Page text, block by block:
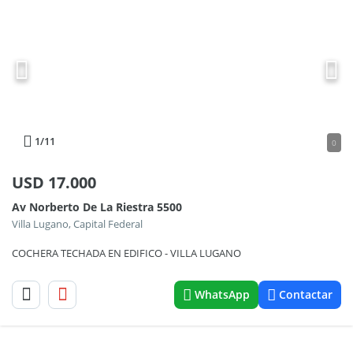
1/11 0
USD 17.000
Av Norberto De La Riestra 5500
Villa Lugano, Capital Federal
COCHERA TECHADA EN EDIFICO - VILLA LUGANO
WhatsApp Contactar